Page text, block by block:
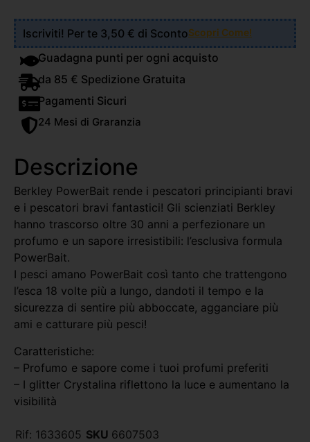
Iscriviti! Per te 3,50 € di ScontoScopri Come!
Guadagna punti per ogni acquisto
da 85 € Spedizione Gratuita
Pagamenti Sicuri
24 Mesi di Graranzia
Descrizione
Berkley PowerBait rende i pescatori principianti bravi
e i pescatori bravi fantastici! Gli scienziati Berkley
hanno trascorso oltre 30 anni a perfezionare un
profumo e un sapore irresistibili: l’esclusiva formula
PowerBait.
I pesci amano PowerBait così tanto che trattengono
l’esca 18 volte più a lungo, dandoti il ​​tempo e la
sicurezza di sentire più abboccate, agganciare più
ami e catturare più pesci!
Caratteristiche:
– Profumo e sapore come i tuoi profumi preferiti
– I glitter Crystalina riflettono la luce e aumentano la
visibilità
Rif: 1633605 SKU 6607503